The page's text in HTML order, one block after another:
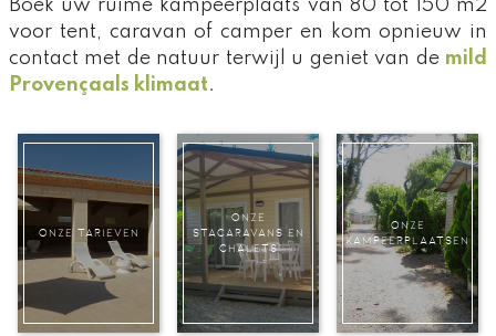
Boek uw ruime kampeerplaats van 80 tot 150 m2
voor tent, caravan of camper en kom opnieuw in
contact met de natuur terwijl u geniet van de mild
Provençaals klimaat.
ONZE TARIEVEN
ONZE
STACARAVANS EN
CHALETS
ONZE
KAMPEERPLAATSEN